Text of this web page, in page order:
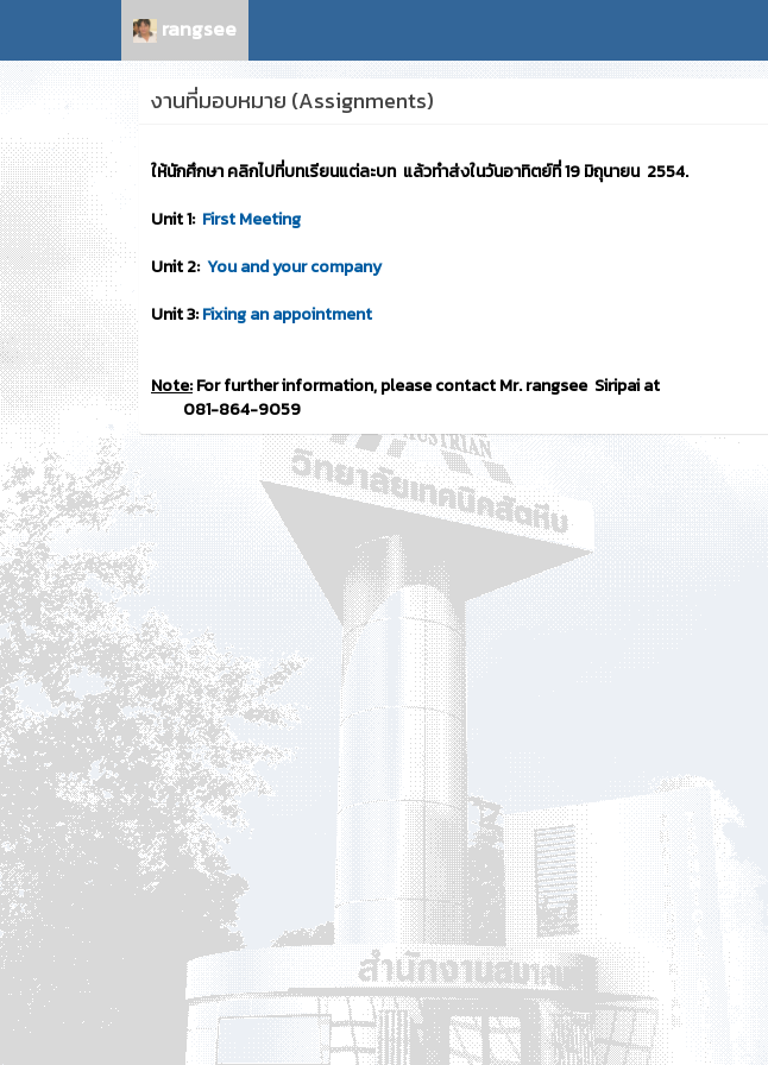
rangsee
งานที่มอบหมาย (Assignments)
ให้นักศึกษา คลิกไปที่บทเรียนแต่ละบท แล้วทำส่งในวันอาทิตย์ที่ 19 มิถุนายน 2554.
Unit 1: First Meeting
Unit 2: You and your company
Unit 3:Fixing an appointment
Note:For further information, please contact Mr. rangsee Siripai at
081-864-9059